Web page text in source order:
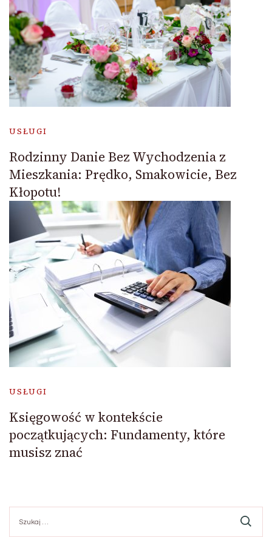
USŁUGI
Rodzinny Danie Bez Wychodzenia z
Mieszkania: Prędko, Smakowicie, Bez
Kłopotu!
USŁUGI
Księgowość w kontekście
początkujących: Fundamenty, które
musisz znać